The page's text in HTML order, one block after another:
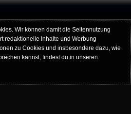
Wir können damit die Seitennutzung
redaktionelle Inhalte und Werbung
zu Cookies und insbesondere dazu, wie
kannst, findest du in unseren